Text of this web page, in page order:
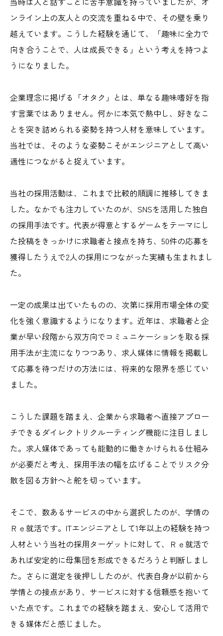
ンライン上の友人との交流を重ねる中で、その壁を乗り
越えています。こうした経験を通じて、「趣味に全力で
向き合うことで、人は成長できる」という考えを持つよ
うになりました。
企業理念に掲げる「オタク」とは、単なる趣味嗜好を指
す言葉ではありません。何かに本気で熱中し、好きなこ
とを突き詰められる姿勢を持つ人材を意味しています。
当社では、そのような姿勢こそがエンジニアとして高い
適性につながると捉えています。
当社の採用活動は、これまで比較的順調に推移してきま
した。なかでも注力していたのが、SNSを活用した独自
の採用手法です。代表が得意とするゲームをテーマにし
た投稿をきっかけに求職者と接点を持ち、50件の応募を
獲得したうえで2人の採用につながった実績も生まれまし
た。
一定の成果は出ていたものの、次第に採用市場全体の変
化を強く意識するようになります。近年は、求職者と企
業が早い段階から双方向でコミュニケーションを取る採
用手法が主流になりつつあり、求人媒体に情報を掲載し
て応募を待つだけの方法には、将来的な限界を感じてい
ました。
こうした課題を踏まえ、企業から求職者へ直接アプロー
チできるダイレクトリクルーティング機能に注目しまし
た。求人媒体であっても能動的に働きかけられる仕組み
が必要だと考え、採用手法の幅を広げることでリスク分
散を図る方針へと舵を切っています。
そこで、数あるサービスの中から選択したのが、学情の
Ｒｅ就活です。ITエンジニアとして1年以上の経験を持つ
人材という当社の採用ターゲットに対して、Ｒｅ就活で
あれば安定的に母集団を形成できるだろうと判断しまし
た。さらに選定を後押ししたのが、代表自身が以前から
学情との接点があり、サービスに対する信頼感を抱いて
いた点です。これまでの経験を踏まえ、安心して活用で
きる媒体だと感じました。